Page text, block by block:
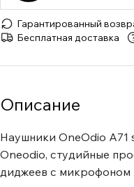
Гарантированный
Бесплатная доставка
Описание
Наушники OneOdio
Oneodio, студийные
диджеев с микрофоном